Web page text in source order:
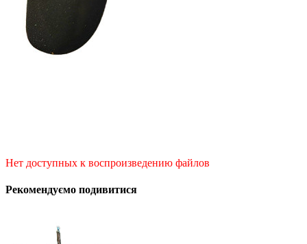
Нет доступных к воспроизведению файлов
Рекомендуємо подивитися